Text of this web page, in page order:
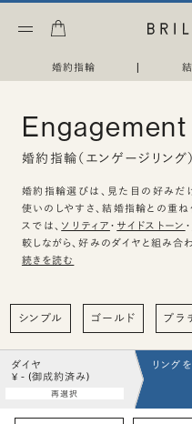
婚約指輪 |
婚約指輪（エンゲージリング
婚約指輪選びは、見た目の好みだけ
使いのしやすさ、結婚指輪との重
スでは、 ソリティア ・ サイドストーン ・
較しながら、好みのダイヤと組み合
続きを読む
シンプル ゴールド プラ
ダイヤ
¥ - (御成約済み)
再選択
リング